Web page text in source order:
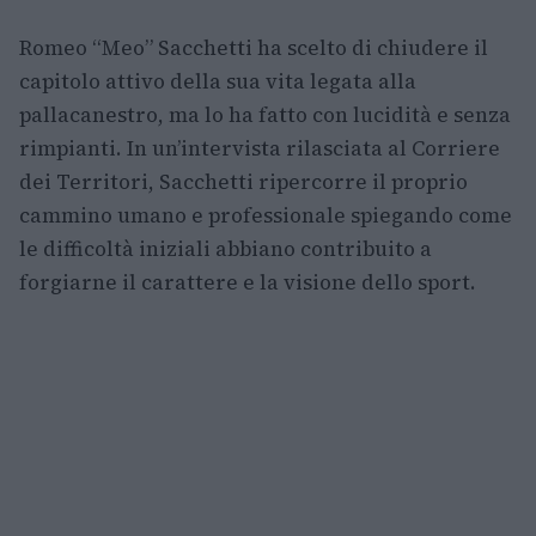
Romeo “Meo” Sacchetti ha scelto di chiudere il
capitolo attivo della sua vita legata alla
pallacanestro, ma lo ha fatto con lucidità e senza
rimpianti. In un’intervista rilasciata al Corriere
dei Territori, Sacchetti ripercorre il proprio
cammino umano e professionale spiegando come
le difficoltà iniziali abbiano contribuito a
forgiarne il carattere e la visione dello sport.